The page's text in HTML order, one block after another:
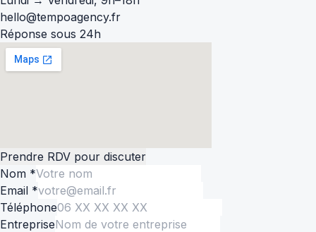
hello@tempoagency.fr
Réponse sous 24h
Prendre RDV pour discuter
Nom *
Email *
Téléphone
Entreprise